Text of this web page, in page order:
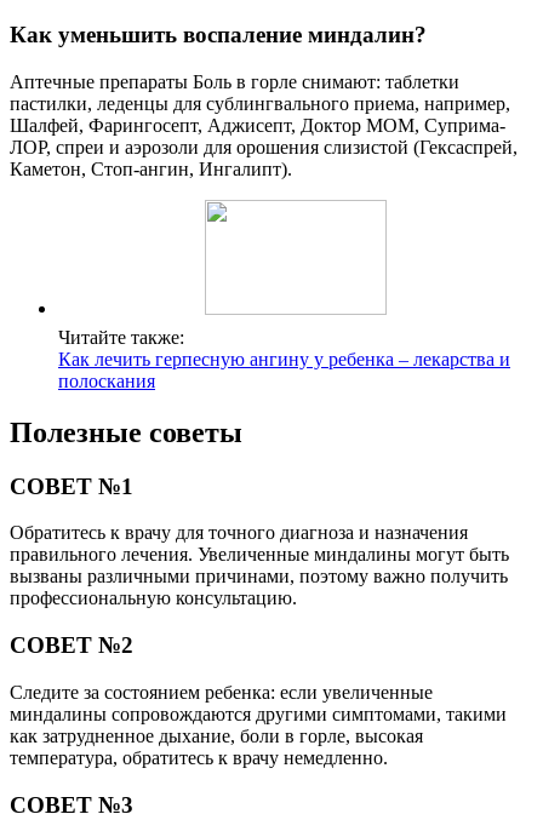
Как уменьшить воспаление миндалин?
Аптечные препараты Боль в горле снимают: таблетки
пастилки, леденцы для сублингвального приема, например,
Шалфей, Фарингосепт, Аджисепт, Доктор МОМ, Суприма-
ЛОР, спреи и аэрозоли для орошения слизистой (Гексаспрей,
Каметон, Стоп-ангин, Ингалипт).
Читайте также:
Как лечить герпесную ангину у ребенка – лекарства и
полоскания
Полезные советы
СОВЕТ №1
Обратитесь к врачу для точного диагноза и назначения
правильного лечения. Увеличенные миндалины могут быть
вызваны различными причинами, поэтому важно получить
профессиональную консультацию.
СОВЕТ №2
Следите за состоянием ребенка: если увеличенные
миндалины сопровождаются другими симптомами, такими
как затрудненное дыхание, боли в горле, высокая
температура, обратитесь к врачу немедленно.
СОВЕТ №3